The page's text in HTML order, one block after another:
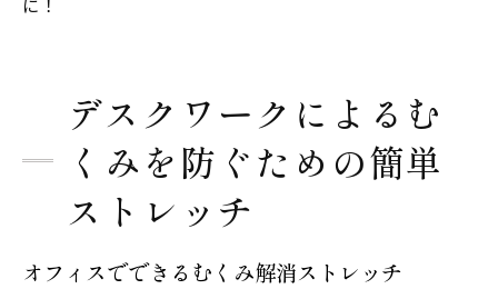
デスクワークによるむ
くみを防ぐための簡単
ストレッチ
オフィスでできるむくみ解消ストレッチ